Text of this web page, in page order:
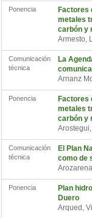
Ponencia
Factores
metales
carbón y
Armesto,
Comunicación
técnica
La
Arnanz
Ponencia
Factores
metales
carbón y
Comunicación
técnica
El Plan
como de
Ponencia
Plan
Duero
Arqued,